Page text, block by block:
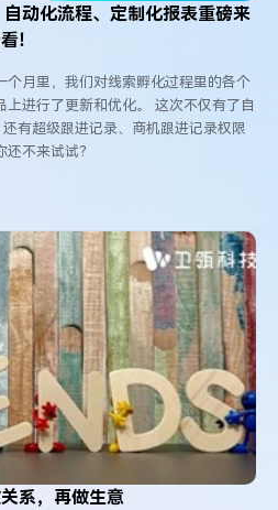
动化流程、定制化报表重磅来
！
个月里，我们对线索孵化过程里的各个
上进行了更新和优化。 这次不仅有了自
有超级跟进记录、商机跟进记录权限
不来试试？
系，再做生意